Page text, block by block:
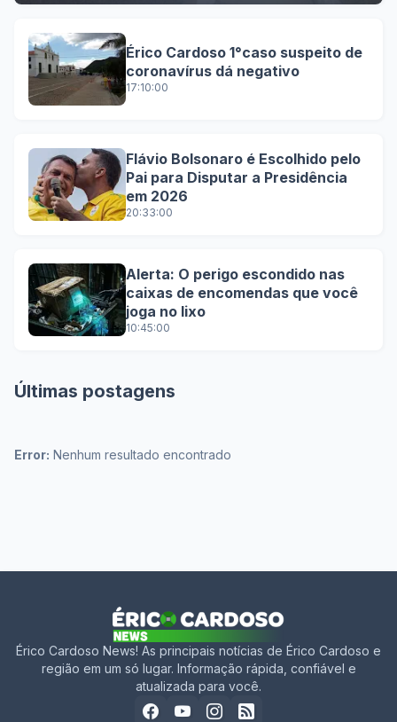
Érico Cardoso 1°caso suspeito de
coronavírus dá negativo
17:10:00
Flávio Bolsonaro é Escolhido pelo
Pai para Disputar a Presidência
em 2026
20:33:00
Alerta: O perigo escondido nas
caixas de encomendas que você
joga no lixo
10:45:00
Últimas postagens
Error: Nenhum resultado encontrado
Érico Cardoso News! As principais notícias de Érico Cardoso e
região em um só lugar. Informação rápida, confiável e
atualizada para você.